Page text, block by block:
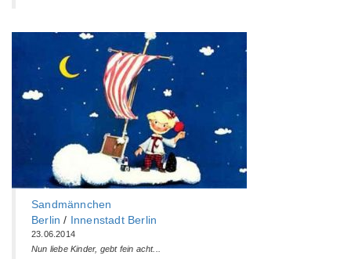
Sandmännchen
Berlin / Innenstadt Berlin
23.06.2014
Nun liebe Kinder, gebt fein acht...